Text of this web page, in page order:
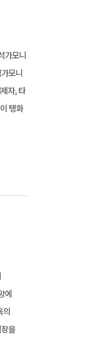
가모니
모니
자, 타
탱화
에
의
을